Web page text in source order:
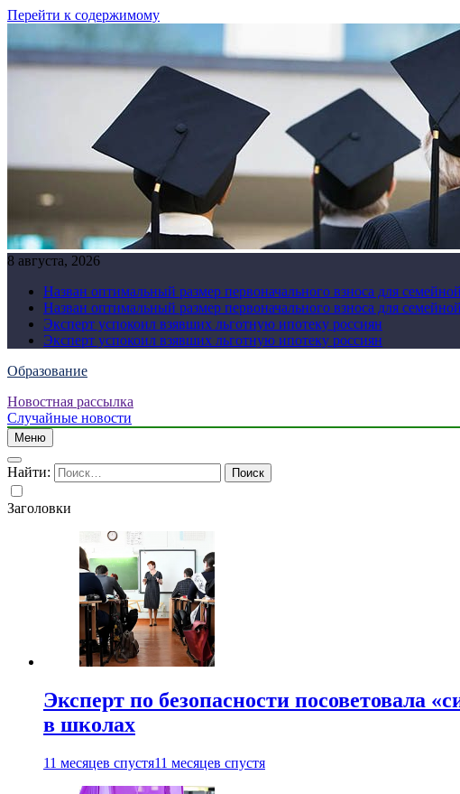
Перейти к содержимому
8 августа, 2026
Назван оптимальный размер первоначального взноса для
Назван оптимальный размер первоначального взноса для
Эксперт успокоил взявших льготную ипотеку россиян
Эксперт успокоил взявших льготную ипотеку россиян
Образование
Новостная рассылка
Случайные новости
Меню
Найти:
Заголовки
Эксперт по безопасности посоветовала
в школах
11 месяцев спустя11 месяцев спустя